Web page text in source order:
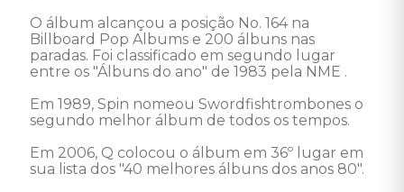
O álbum alcançou a posição No. 164 na
Billboard Pop Albums e 200 álbuns nas
paradas. Foi classificado em segundo lugar
entre os "Álbuns do ano" de 1983 pela NME .
Em 1989, Spin nomeou Swordfishtrombones o
segundo melhor álbum de todos os tempos.
Em 2006, Q colocou o álbum em 36º lugar em
sua lista dos "40 melhores álbuns dos anos 80".